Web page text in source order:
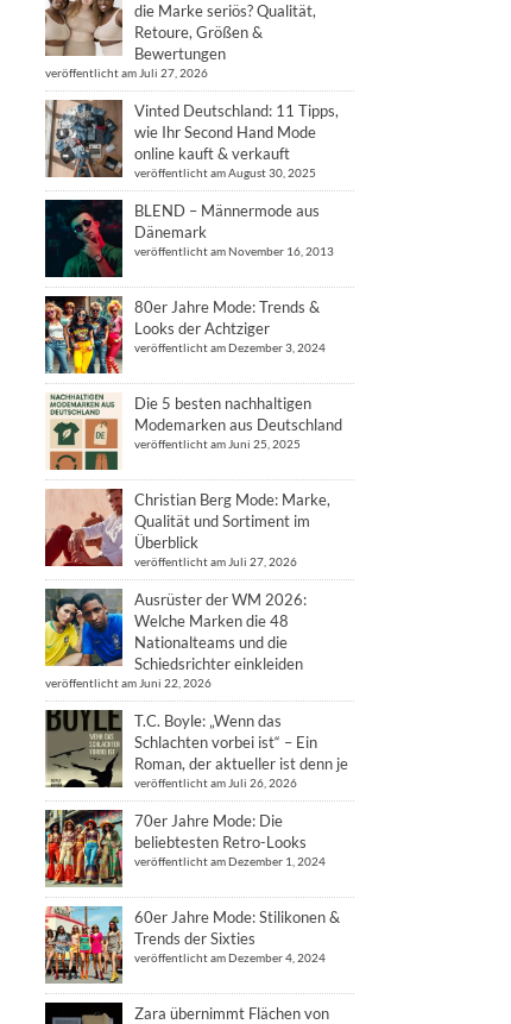
die Marke seriös? Qualität,
Retoure, Größen &
Bewertungen
veröffentlicht am Juli 27, 2026
Vinted Deutschland: 11 Tipps,
wie Ihr Second Hand Mode
online kauft & verkauft
veröffentlicht am August 30, 2025
BLEND – Männermode aus
Dänemark
veröffentlicht am November 16, 2013
80er Jahre Mode: Trends &
Looks der Achtziger
veröffentlicht am Dezember 3, 2024
Die 5 besten nachhaltigen
Modemarken aus Deutschland
veröffentlicht am Juni 25, 2025
Christian Berg Mode: Marke,
Qualität und Sortiment im
Überblick
veröffentlicht am Juli 27, 2026
Ausrüster der WM 2026:
Welche Marken die 48
Nationalteams und die
Schiedsrichter einkleiden
veröffentlicht am Juni 22, 2026
T.C. Boyle: „Wenn das
Schlachten vorbei ist“ – Ein
Roman, der aktueller ist denn je
veröffentlicht am Juli 26, 2026
70er Jahre Mode: Die
beliebtesten Retro-Looks
veröffentlicht am Dezember 1, 2024
60er Jahre Mode: Stilikonen &
Trends der Sixties
veröffentlicht am Dezember 4, 2024
Zara übernimmt Flächen von